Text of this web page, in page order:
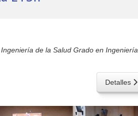
de la Salud Grado en Ingeniería
Detalles